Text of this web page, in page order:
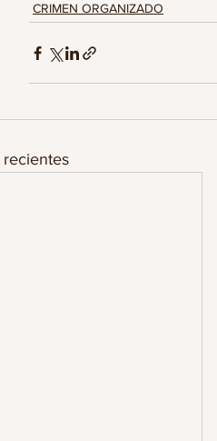
CRIMEN ORGANIZADO
recientes